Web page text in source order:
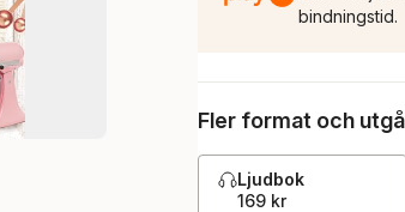
bindningstid.
Fler format och
Ljudbok
169 kr